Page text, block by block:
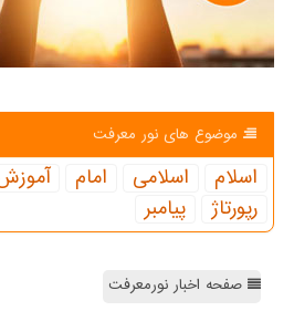
موضوع های نور معرفت
اسلام اسلامی امام
رپورتاژ
پیامبر
صفحه اخبار نورمعرفت